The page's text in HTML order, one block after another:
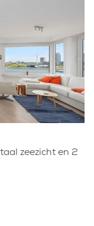
zeezicht en 2